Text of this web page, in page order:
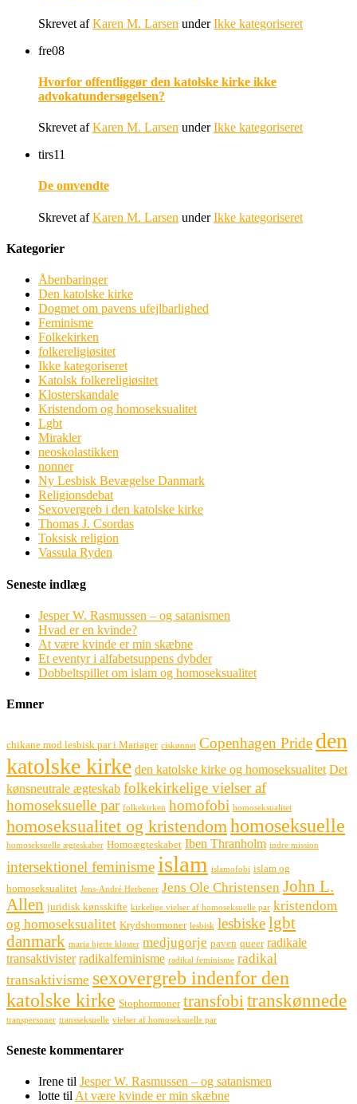
Skrevet afKaren M. Larsen underIkke kategoriseret
fre08
Hvorfor offentliggør den katolske kirke ikke
advokatundersøgelsen?
Skrevet afKaren M. Larsen underIkke kategoriseret
tirs11
De omvendte
Skrevet afKaren M. Larsen underIkke kategoriseret
Kategorier
Åbenbaringer
Den katolske kirke
Dogmet om pavens ufejlbarlighed
Feminisme
Folkekirken
folkereligiøsitet
Ikke kategoriseret
Katolsk folkereligiøsitet
Klosterskandale
Kristendom og homoseksualitet
Lgbt
Mirakler
neoskolastikken
nonner
Ny Lesbisk Bevægelse Danmark
Religionsdebat
Sexovergreb i den katolske kirke
Thomas J. Csordas
Toksisk religion
Vassula Ryden
Seneste indlæg
Jesper W. Rasmussen – og satanismen
Hvad er en kvinde?
At være kvinde er min skæbne
Et eventyr i alfabetsuppens dybder
Dobbeltspillet om islam og homoseksualitet
Emner
chikane mod lesbisk par i Mariager ciskønnet Copenhagen Pride den
katolske kirke den katolske kirke og homoseksualitet Det
kønsneutrale ægteskab folkekirkelige vielser af
homoseksuelle par folkekirken homofobi homoseksualitet
homoseksualitet og kristendomhomoseksuelle
homoseksuelle ægteskaber Homoægteskabet Iben Thranholm indre mission
intersektionel feminisme islam islamofobi islam og
homoseksualitet Jens-André Herbener Jens Ole Christensen John L.
Allen juridisk kønsskifte kirkelige vielser af homoseksuelle par kristendom
og homoseksualitet Krydshormoner lesbisk lesbiskelgbt
danmark maria hjerte kloster medjugorje paven queer radikale
transaktivister radikalfeminisme radikal feminisme radikal
transaktivisme sexovergreb indenfor den
katolske kirke Stophormoner transfobi transkønnede
transpersoner transseksuelle vielser af homoseksuelle par
Seneste kommentarer
Irene til Jesper W. Rasmussen – og satanismen
lotte til At være kvinde er min skæbne